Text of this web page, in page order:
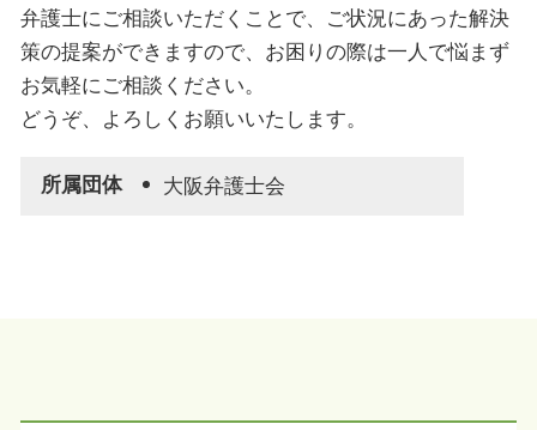
弁護士にご相談いただくことで、ご状況にあった解決
策の提案ができますので、お困りの際は一人で悩まず
お気軽にご相談ください。
どうぞ、よろしくお願いいたします。
所属団体 大阪弁護士会